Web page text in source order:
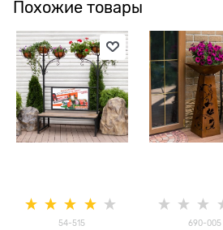
Похожие товары
54-515 690-005